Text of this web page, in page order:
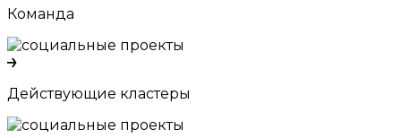
Команда
Действующие кластеры